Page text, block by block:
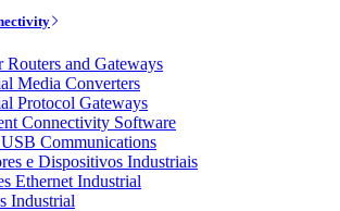
Routers and Gateways
Media Converters
Protocol Gateways
Connectivity Software
Communications
e Dispositivos Industriais
Ethernet Industrial
Industrial